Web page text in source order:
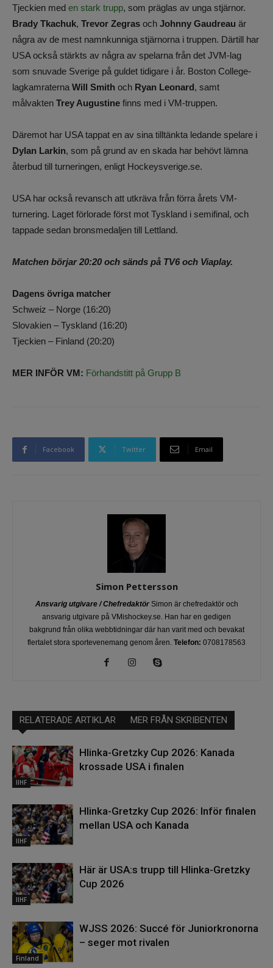
Tjeckien med en stark trupp, som präglas av unga stjärnor.
Brady Tkachuk, Trevor Zegras och Johnny Gaudreau är
några av de mest namnkunniga stjärnorna i truppen. Därtill har
USA också stärkts av några av spelarna från det JVM-lag
som snuvade Sverige på guldet tidigare i år. Boston College-
lagkamraterna Will Smith och Ryan Leonard, samt
målvakten Trey Augustine finns med i VM-truppen.
Däremot har USA tappat en av sina tilltänkta ledande spelare i
Dylan Larkin, som på grund av en skada har behövt lämna
återbud till turneringen, enligt Hockeysverige.se.
USA har också revansch att utkräva från förra årets VM-
turnering. Laget förlorade först mot Tyskland i semifinal, och
tappade sedan bronsmedaljen till Lettland.
Matchen börjar 20:20 och sänds på TV6 och Viaplay.
Dagens övriga matcher
Schweiz – Norge (16:20)
Slovakien – Tyskland (16:20)
Tjeckien – Finland (20:20)
MER INFÖR VM: Förhandstitt på Grupp B
Facebook Twitter Email
Simon Pettersson
Ansvarig utgivare / Chefredaktör Simon är chefredaktör och
ansvarig utgivare på VMishockey.se. Han har en gedigen
bakgrund från olika webbtidningar där han varit med och bevakat
flertalet stora sportevenemang genom åren. Telefon: 0708178563
RELATERADE ARTIKLAR MER FRÅN SKRIBENTEN
IIHF
Hlinka-Gretzky Cup 2026: Kanada
krossade USA i finalen
IIHF
Hlinka-Gretzky Cup 2026: Inför finalen
mellan USA och Kanada
IIHF
Här är USA:s trupp till Hlinka-Gretzky
Cup 2026
Finland
WJSS 2026: Succé för Juniorkronorna
– seger mot rivalen